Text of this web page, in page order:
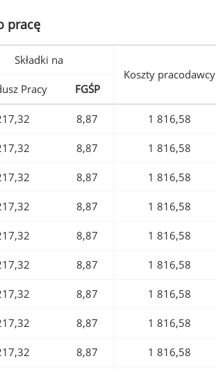
pracę
Składki na
Koszty pracodawcy
Pracy FGŚP
8,87 1 816,58
8,87 1 816,58
8,87 1 816,58
8,87 1 816,58
8,87 1 816,58
8,87 1 816,58
8,87 1 816,58
8,87 1 816,58
8,87 1 816,58